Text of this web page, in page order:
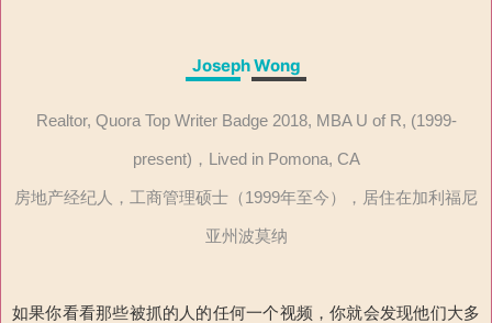
Joseph Wong
Realtor, Quora Top Writer Badge 2018, MBA U of R, (1999-
present)，Lived in Pomona, CA
房地产经纪人，工商管理硕士（1999年至今），居住在加利福尼
亚州波莫纳
如果你看看那些被抓的人的任何一个视频，你就会发现他们大多